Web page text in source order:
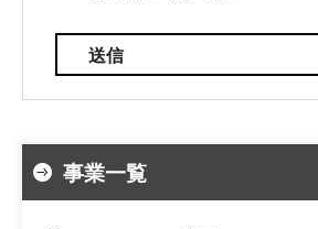
事業一覧